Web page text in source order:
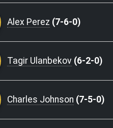
Alex Perez (7-6-0)
Tagir Ulanbekov (6-2-0)
Charles Johnson (7-5-0)